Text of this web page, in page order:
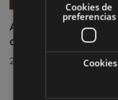
Acuerdos
celebrado el 27 de
28/07/2026
Cookies de
preferencias